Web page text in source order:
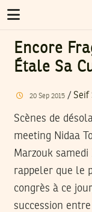
Encore
Étale Sa
20 Sep 2015/ Seif
Scènes de
meeting Nidaa
Marzouk samedi
rappeler que le
congrès à ce
succession